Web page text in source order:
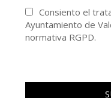
Consiento el
Ayuntamiento de
normativa RGPD.